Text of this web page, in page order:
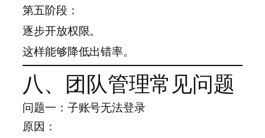
第五阶段：
逐步开放权限。
这样能够降低出错率。
八、团队管理常见问题
问题一：子账号无法登录
原因：